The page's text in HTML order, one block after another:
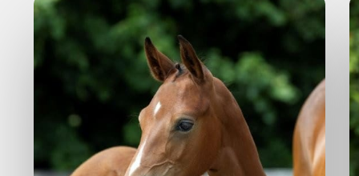
Hengst